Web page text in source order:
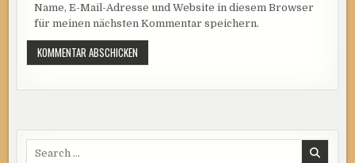
Name, E-Mail-Adresse und Website in diesem Browser
für meinen nächsten Kommentar speichern.